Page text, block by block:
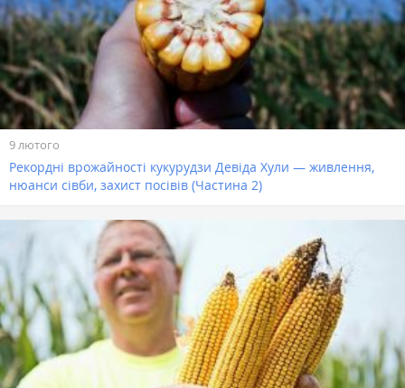
9 лютого
Рекордні врожайності кукурудзи Девіда Хули — живлення,
нюанси сівби, захист посівів (Частина 2)